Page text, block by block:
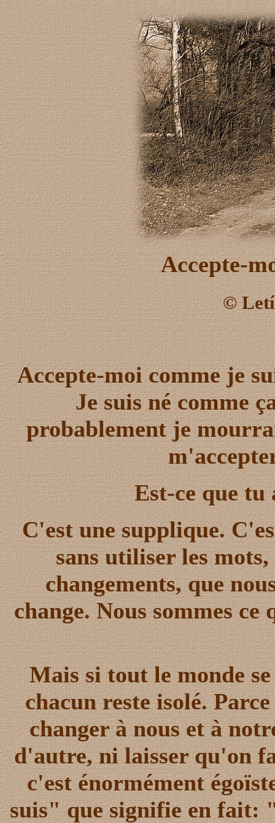
Accepte-
©
Accepte-moi comme je
Je suis né comme
probablement je
Est-ce que tu
C'est une supplique.
sans utiliser les
changements, que
change. Nous sommes
Mais si tout le monde
chacun reste isolé.
changer à nous et à
d'autre, ni laisser qu'on
c'est énormément
suis" que signifie en fait: